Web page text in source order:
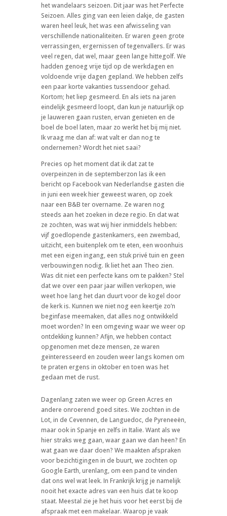
het wandelaars seizoen. Dit jaar was het Perfecte
Seizoen. Alles ging van een leien dakje, de gasten
waren heel leuk, het was een afwisseling van
verschillende nationaliteiten. Er waren geen grote
verrassingen, ergernissen of tegenvallers. Er was
veel regen, dat wel, maar geen lange hittegolf. We
hadden genoeg vrije tijd op de werkdagen en
voldoende vrije dagen gepland. We hebben zelfs
een paar korte vakanties tussendoor gehad.
Kortom; het liep gesmeerd. En als iets na jaren
eindelijk gesmeerd loopt, dan kun je natuurlijk op
je lauweren gaan rusten, ervan genieten en de
boel de boel laten, maar zo werkt het bij mij niet.
Ik vraag me dan af: wat valt er dan nog te
ondernemen? Wordt het niet saai?
Precies op het moment dat ik dat zat te
overpeinzen in de septemberzon las ik een
bericht op Facebook van Nederlandse gasten die
in juni een week hier geweest waren, op zoek
naar een B&B ter overname. Ze waren nog
steeds aan het zoeken in deze regio. En dat wat
ze zochten, was wat wij hier inmiddels hebben:
vijf goedlopende gastenkamers, een zwembad,
uitzicht, een buitenplek om te eten, een woonhuis
met een eigen ingang, een stuk privé tuin en geen
verbouwingen nodig. Ik liet het aan Theo zien.
Was dit niet een perfecte kans om te pakken? Stel
dat we over een paar jaar willen verkopen, wie
weet hoe lang het dan duurt voor de kogel door
de kerk is. Kunnen we niet nog een keertje zo’n
beginfase meemaken, dat alles nog ontwikkeld
moet worden? In een omgeving waar we weer op
ontdekking kunnen? Afijn, we hebben contact
opgenomen met deze mensen, ze waren
geïnteresseerd en zouden weer langs komen om
te praten ergens in oktober en toen was het
gedaan met de rust.
Dagenlang zaten we weer op Green Acres en
andere onroerend goed sites. We zochten in de
Lot, in de Cevennen, de Languedoc, de Pyreneeën,
maar ook in Spanje en zelfs in Italie. Want als we
hier straks weg gaan, waar gaan we dan heen? En
wat gaan we daar doen? We maakten afspraken
voor bezichtigingen in de buurt, we zochten op
Google Earth, urenlang, om een pand te vinden
dat ons wel wat leek. In Frankrijk krijg je namelijk
nooit het exacte adres van een huis dat te koop
staat. Meestal zie je het huis voor het eerst bij de
afspraak met een makelaar. Waarop je vaak